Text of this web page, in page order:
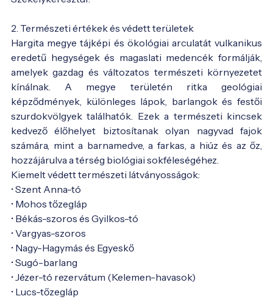
2. Természeti értékek és védett területek
Hargita megye tájképi és ökológiai arculatát vulkanikus
eredetű hegységek és magaslati medencék formálják,
amelyek gazdag és változatos természeti környezetet
kínálnak. A megye területén ritka geológiai
képződmények, különleges lápok, barlangok és festői
szurdokvölgyek találhatók. Ezek a természeti kincsek
kedvező élőhelyet biztosítanak olyan nagyvad fajok
számára, mint a barnamedve, a farkas, a hiúz és az őz,
hozzájárulva a térség biológiai sokféleségéhez.
Kiemelt védett természeti látványosságok:
• Szent Anna-tó
• Mohos tőzegláp
• Békás-szoros és Gyilkos-tó
• Vargyas-szoros
• Nagy-Hagymás és Egyeskő
• Sugó-barlang
• Jézer-tó rezervátum (Kelemen-havasok)
• Lucs-tőzegláp